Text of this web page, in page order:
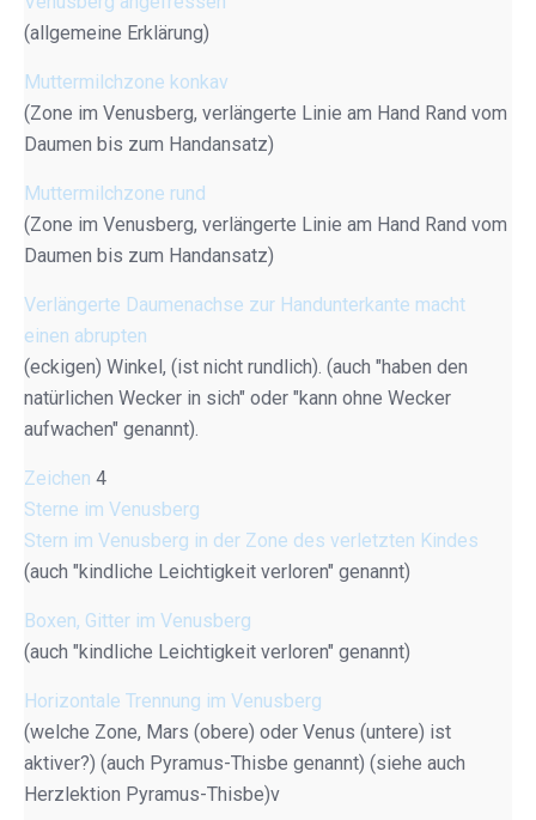
(allgemeine Erklärung)
Muttermilchzone konkav
(Zone im Venusberg, verlängerte Linie am Hand Rand vom
Daumen bis zum Handansatz)
Muttermilchzone rund
(Zone im Venusberg, verlängerte Linie am Hand Rand vom
Daumen bis zum Handansatz)
Verlängerte Daumenachse zur Handunterkante macht
einen abrupten
(eckigen) Winkel, (ist nicht rundlich). (auch "haben den
natürlichen Wecker in sich" oder "kann ohne Wecker
aufwachen" genannt).
Zeichen 4
Sterne im Venusberg
Stern im Venusberg in der Zone des verletzten Kindes
(auch "kindliche Leichtigkeit verloren" genannt)
Boxen, Gitter im Venusberg
(auch "kindliche Leichtigkeit verloren" genannt)
Horizontale Trennung im Venusberg
(welche Zone, Mars (obere) oder Venus (untere) ist
aktiver?) (auch Pyramus-Thisbe genannt) (siehe auch
Herzlektion Pyramus-Thisbe)v